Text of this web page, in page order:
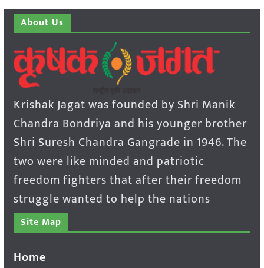
About Us
Krishak Jagat was founded by Shri Manik
Chandra Bondriya and his younger brother
Shri Suresh Chandra Gangrade in 1946. The
two were like minded and patriotic
freedom fighters that after their freedom
struggle wanted to help the nations
Site Map
Home